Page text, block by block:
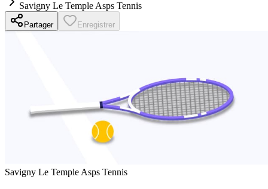
Savigny Le Temple Asps Tennis
Partager Enregistrer
Savigny Le Temple Asps Tennis